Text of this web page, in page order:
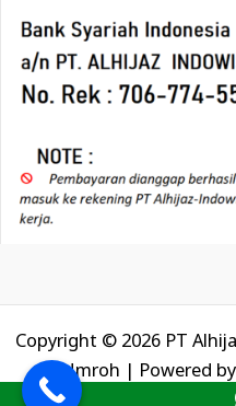
Copyright © 2026 PT
Umroh | Powered by